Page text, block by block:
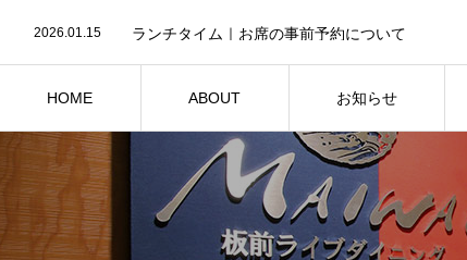
HOME ABOUT お知らせ
2026.01.15 ランチタイム｜お席の事前予約について
2026.07.26 夏季営業時間のお知らせ